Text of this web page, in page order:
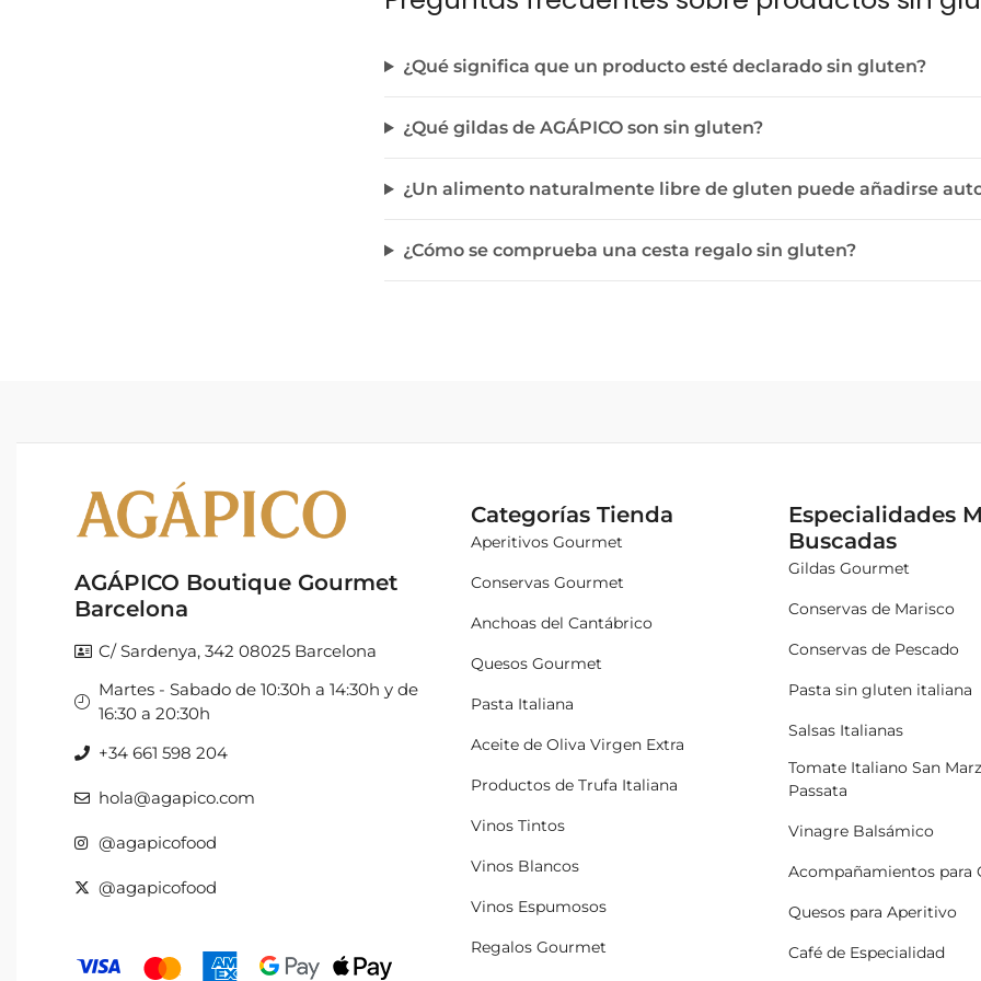
¿Qué significa que un producto esté declarado sin gluten?
¿Qué gildas de AGÁPICO son sin gluten?
¿Un alimento naturalmente libre de gluten puede añadirse
¿Cómo se comprueba una cesta regalo sin gluten?
AGÁPICO Boutique Gourmet
Barcelona
C/ Sardenya, 342 08025 Barcelona
Martes - Sabado de 10:30h a 14:30h y de
16:30 a 20:30h
+34 661 598 204
hola@agapico.com
@agapicofood
@agapicofood
Categorías Tienda
Aperitivos Gourmet
Conservas Gourmet
Anchoas del Cantábrico
Quesos Gourmet
Pasta Italiana
Aceite de Oliva Virgen Extra
Productos de Trufa Italiana
Vinos Tintos
Vinos Blancos
Vinos Espumosos
Regalos Gourmet
Especialidades
Buscadas
Gildas Gourmet
Conservas de Marisco
Conservas de Pescado
Pasta sin gluten italiana
Salsas Italianas
Tomate Italiano San
Passata
Vinagre Balsámico
Acompañamientos para
Quesos para Aperitivo
Café de Especialidad